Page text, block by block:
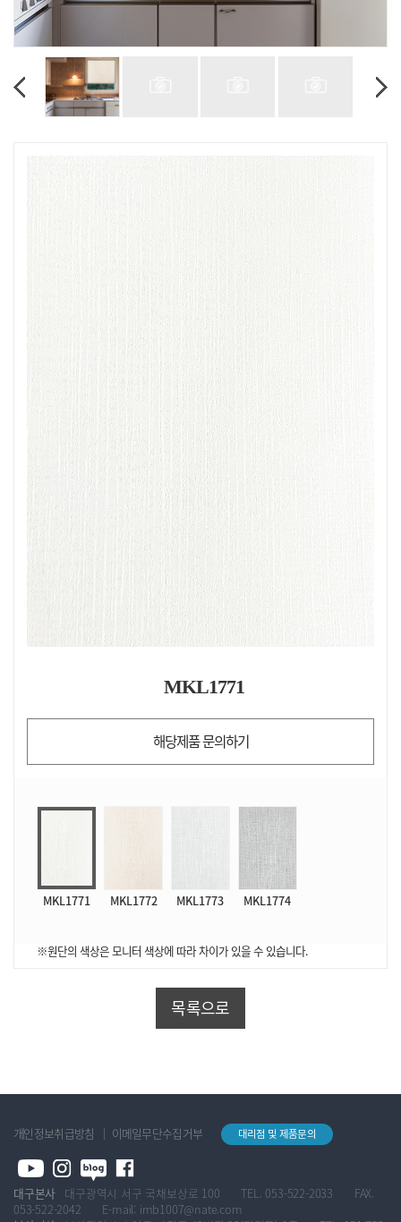
MKL1771
해당제품 문의하기
MKL1771 MKL1772 MKL1773 MKL1774
※원단의 색상은 모니터 색상에 따라 차이가 있을 수 있습니다.
목록으로
개인정보취급방침 이메일무단수집거부 대리점 및 제품문의
대구본사 대구광역시 서구 국채보상로 100 TEL. 053-522-2033
FAX.
053-522-2042
E-mail: imb1007@nate.com